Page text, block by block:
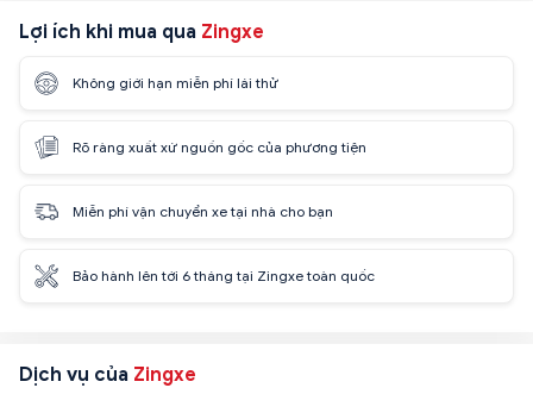
Lợi ích khi mua qua Zingxe
Không giới hạn miễn phí lái thử
Rõ ràng xuất xứ nguồn gốc của phương tiện
Miễn phí vận chuyển xe tại nhà cho bạn
Bảo hành lên tới 6 tháng tại Zingxe toàn quốc
Dịch vụ của Zingxe